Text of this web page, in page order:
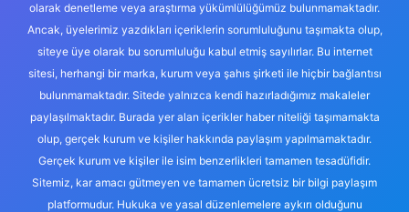
olarak denetleme veya araştırma yükümlülüğümüz bulunmamaktadır.
Ancak, üyelerimiz yazdıkları içeriklerin sorumluluğunu taşımakta olup,
siteye üye olarak bu sorumluluğu kabul etmiş sayılırlar. Bu internet
sitesi, herhangi bir marka, kurum veya şahıs şirketi ile hiçbir bağlantısı
bulunmamaktadır. Sitede yalnızca kendi hazırladığımız makaleler
paylaşılmaktadır. Burada yer alan içerikler haber niteliği taşımamakta
olup, gerçek kurum ve kişiler hakkında paylaşım yapılmamaktadır.
Gerçek kurum ve kişiler ile isim benzerlikleri tamamen tesadüfidir.
Sitemiz, kar amacı gütmeyen ve tamamen ücretsiz bir bilgi paylaşım
platformudur. Hukuka ve yasal düzenlemelere aykırı olduğunu